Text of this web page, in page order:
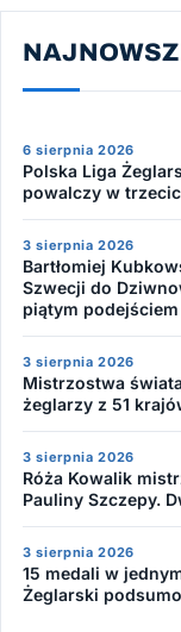
6 sierpnia 2026
Polska Liga
powalczy w
3 sierpnia 2026
Bartłomiej
Szwecji do
piątym podejściem
3 sierpnia 2026
Mistrzostwa
żeglarzy z 51
3 sierpnia 2026
Róża Kowalik
Pauliny Szczepy.
3 sierpnia 2026
15 medali w
Żeglarski